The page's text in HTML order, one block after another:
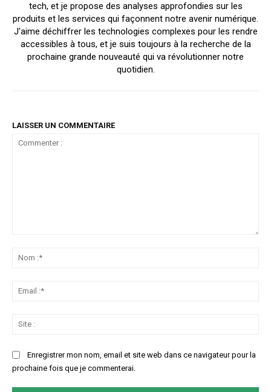
tech, et je propose des analyses approfondies sur les
produits et les services qui façonnent notre avenir numérique.
J'aime déchiffrer les technologies complexes pour les rendre
accessibles à tous, et je suis toujours à la recherche de la
prochaine grande nouveauté qui va révolutionner notre
quotidien.
LAISSER UN COMMENTAIRE
Enregistrer mon nom, email et site web dans ce navigateur pour la
prochaine fois que je commenterai.